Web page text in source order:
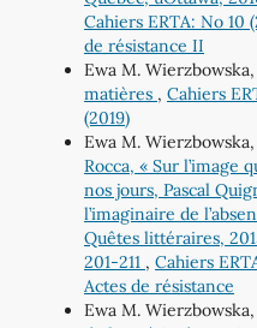
Cahiers ERTA: No 10
de résistance II
Ewa M. Wierzbowska,
matières , Cahiers
(2019)
Ewa M. Wierzbowska,
Rocca, « Sur l’image
nos jours, Pascal
l’imaginaire de
Quêtes littéraires,
201-211 , Cahiers
Actes de résistance
Ewa M. Wierzbowska,